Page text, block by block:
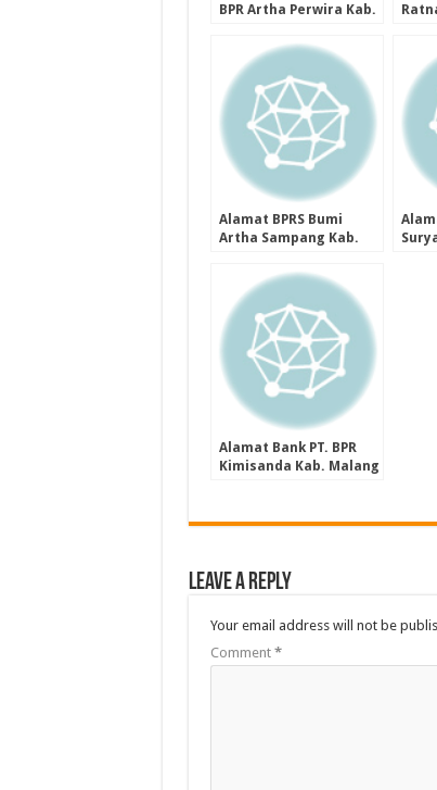
BPR Artha Perwira Kab.
Jawa Tengah
Alamat BPRS Bumi
Artha Sampang Kab.
Tengah
Alamat Bank PT. BPR
Kimisanda Kab. Malang
Leave a Reply
Your email address will not be
Comment *